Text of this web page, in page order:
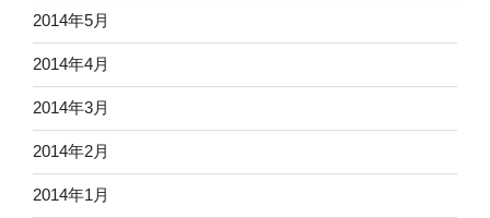
2014年5月
2014年4月
2014年3月
2014年2月
2014年1月